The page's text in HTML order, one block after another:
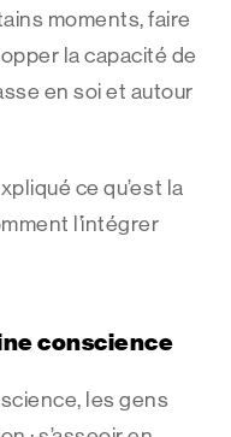
moments, faire
la capacité de
en soi et autour
ce qu’est la
l’intégrer
conscience
les gens